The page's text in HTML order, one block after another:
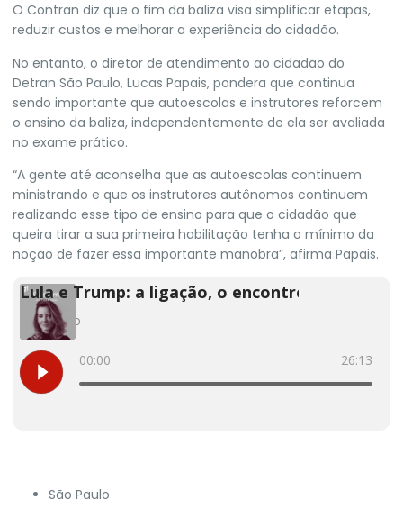
O Contran diz que o fim da baliza visa simplificar etapas,
reduzir custos e melhorar a experiência do cidadão.
No entanto, o diretor de atendimento ao cidadão do
Detran São Paulo, Lucas Papais, pondera que continua
sendo importante que autoescolas e instrutores reforcem
o ensino da baliza, independentemente de ela ser avaliada
no exame prático.
“A gente até aconselha que as autoescolas continuem
ministrando e que os instrutores autônomos continuem
realizando esse tipo de ensino para que o cidadão que
queira tirar a sua primeira habilitação tenha o mínimo da
noção de fazer essa importante manobra”, afirma Papais.
São Paulo